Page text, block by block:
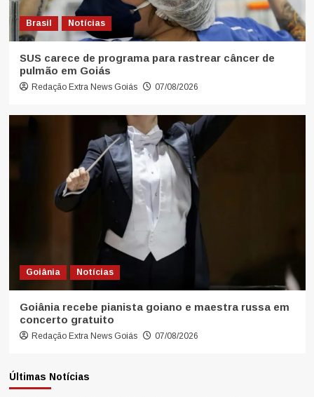
Brasil Notícias
SUS carece de programa para rastrear câncer de
pulmão em Goiás
Redação Extra News Goiás 07/08/2026
Goiânia Notícias
Goiânia recebe pianista goiano e maestra russa em
concerto gratuito
Redação Extra News Goiás 07/08/2026
Últimas Notícias